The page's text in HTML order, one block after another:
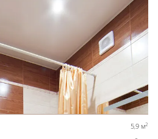
5,9 м2